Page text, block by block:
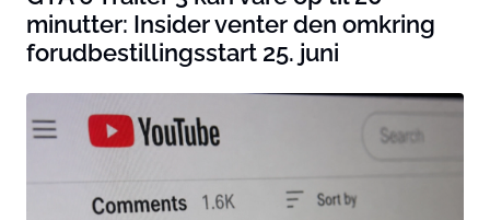
minutter: Insider venter den omkring
forudbestillingsstart 25. juni